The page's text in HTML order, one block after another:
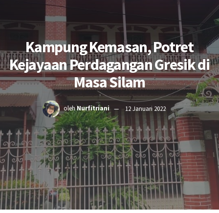
Kampung Kemasan, Potret
Kejayaan Perdagangan Gresik di
Masa Silam
olehNurfitriani 12 Januari 2022